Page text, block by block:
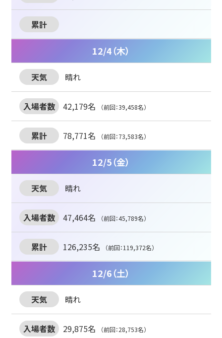
12/4（木）
晴れ
42,179名 （前回：39,458名）
78,771名 （前回：73,583名）
12/5（金）
晴れ
47,464名 （前回：45,789名）
126,235名 （前回：119,372名）
12/6（土）
晴れ
29,875名 （前回：28,753名）